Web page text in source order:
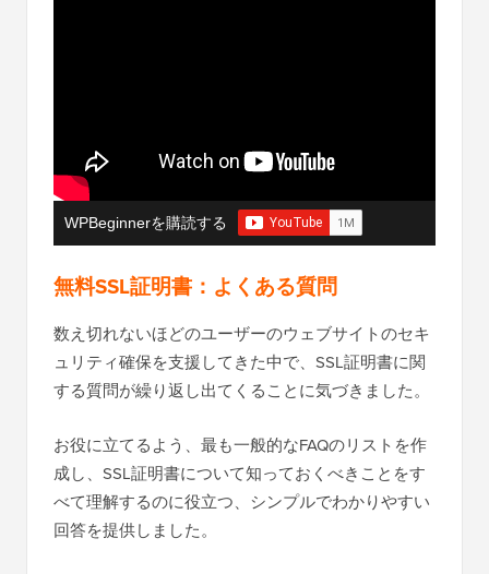
WPBeginnerを購読する
無料SSL証明書：よくある質問
数え切れないほどのユーザーのウェブサイトのセキ
ュリティ確保を支援してきた中で、SSL証明書に関
する質問が繰り返し出てくることに気づきました。
お役に立てるよう、最も一般的なFAQのリストを作
成し、SSL証明書について知っておくべきことをす
べて理解するのに役立つ、シンプルでわかりやすい
回答を提供しました。